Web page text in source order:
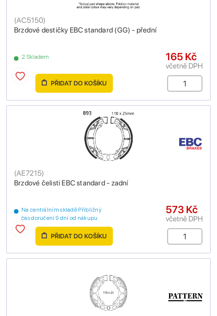
Brzdové destičky EBC standard (GG) - přední
(AC5150)
2 Skladem 165 Kč
včetně DPH
PŘIDAT DO KOŠÍKU
Brzdové čelisti EBC standard - zadní
(AE7215)
Na centrálním skladě Přibližný
čas doručení 9 dní od nákupu
573 Kč
včetně DPH
PŘIDAT DO KOŠÍKU